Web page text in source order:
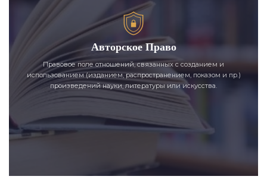
Авторское Право
Правовое поле отношений, связанных с созданием и
использованием (изданием, распространением, показом и пр.)
произведений науки, литературы или искусства.